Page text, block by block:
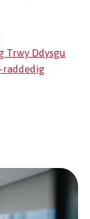
Trwy Ddysgu
raddedig